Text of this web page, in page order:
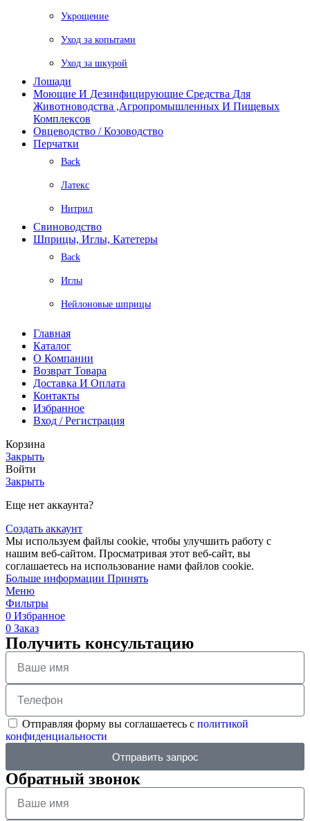
Укрощение
Уход за копытами
Уход за шкурой
Лошади
Моющие И Дезинфицирующие Средства Для
Животноводства ,агропромышленных И Пищевых
Комплексов
Овцеводство / Козоводство
Перчатки
Back
Латекс
Нитрил
Свиноводство
Шприцы, Иглы, Катетеры
Back
Иглы
Нейлоновые шприцы
Главная
Каталог
О Компании
Возврат Товара
Доставка И Оплата
Контакты
Избранное
Вход / Регистрация
Корзина
Закрыть
Войти
Закрыть
Еще нет аккаунта?
Создать аккаунт
Мы используем файлы cookie, чтобы улучшить работу с
нашим веб-сайтом. Просматривая этот веб-сайт, вы
соглашаетесь на использование нами файлов cookie.
Больше информации Принять
Меню
Фильтры
0 Избранное
0 Заказ
Получить консультацию
Отправляя форму вы соглашаетесь с политикой
конфиденциальности
Отправить запрос
Обратный звонок